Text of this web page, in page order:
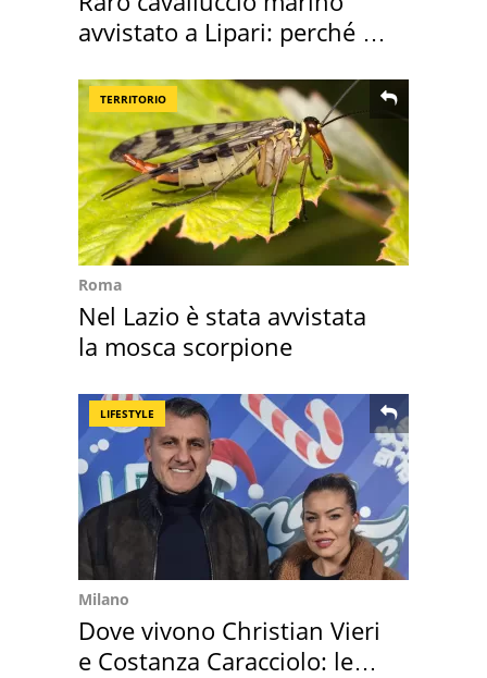
avvistato a Lipari: perché è
TERRITORIO
Roma
Nel Lazio è stata avvistata
la mosca scorpione
LIFESTYLE
Milano
Dove vivono Christian Vieri
e Costanza Caracciolo: le